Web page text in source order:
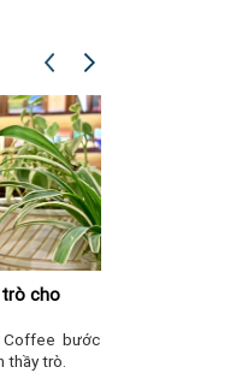
cho
Coffee bước
thầy trò.